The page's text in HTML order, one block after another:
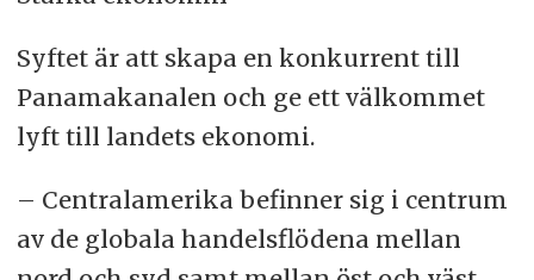
Syftet är att skapa en konkurrent till
Panamakanalen och ge ett välkommet
lyft till landets ekonomi.
– Centralamerika befinner sig i centrum
av de globala handelsflödena mellan